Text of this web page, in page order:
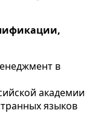
в
академии
языков